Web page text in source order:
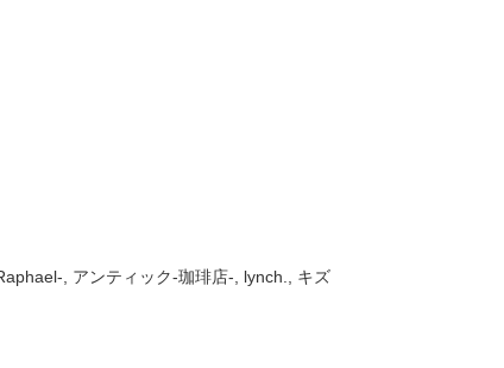
, アンティック-珈琲店-, lynch., キズ